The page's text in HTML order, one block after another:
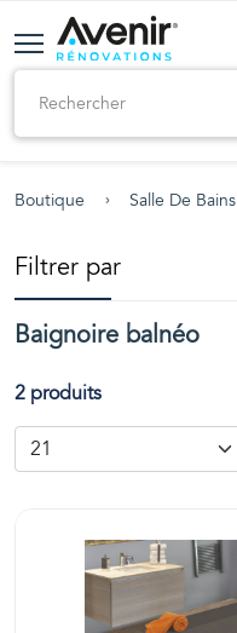
Boutique Salle De Bains
Filtrer par
Baignoire balnéo
2 produits